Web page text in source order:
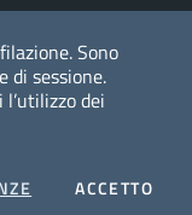
Sono
di sessione.
dei
COOKIESACCETTOI